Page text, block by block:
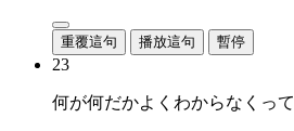
重覆這句 播放這句 暫停
23
何が何だかよくわからなくって